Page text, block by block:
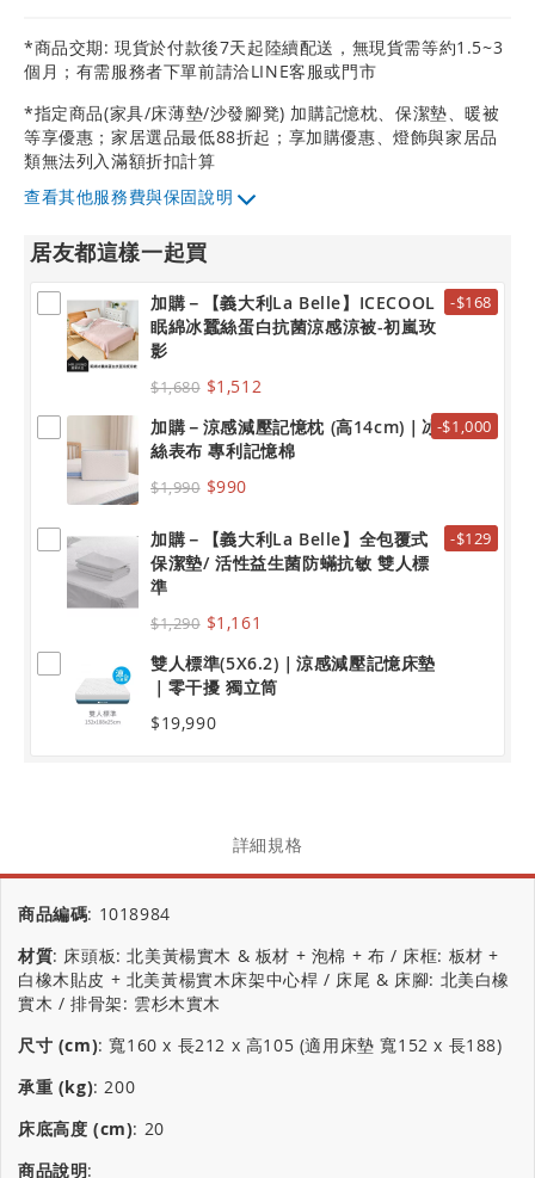
*商品交期: 現貨於付款後7天起陸續配送，無現貨需等約1.5~3
個月；有需服務者下單前請洽LINE客服或門市
*指定商品(家具/床薄墊/沙發腳凳) 加購記憶枕、保潔墊、暖被
等享優惠；家居選品最低88折起；享加購優惠、燈飾與家居品
類無法列入滿額折扣計算
其他服務費與保固說明
居友都這樣一起買
加購－【義大利La Belle】ICECOOL
眠綿冰蠶絲蛋白抗菌涼感涼被-初嵐玫
影
$1,680 $1,512
-$168
加購－涼感減壓記憶枕 (高14cm)｜冰
絲表布 專利記憶棉
$1,990 $990
-$1,000
加購－【義大利La Belle】全包覆式
保潔墊/ 活性益生菌防蟎抗敏 雙人標
準
$1,290 $1,161
-$129
雙人標準(5X6.2)｜涼感減壓記憶床墊
｜零干擾 獨立筒
$19,990
詳細規格
商品編碼: 1018984
材質: 床頭板: 北美黃楊實木 & 板材 + 泡棉 + 布 / 床框: 板材 +
白橡木貼皮 + 北美黃楊實木床架中心桿 / 床尾 & 床腳: 北美白橡
實木 / 排骨架: 雲杉木實木
尺寸 (cm):寬160 x 長212 x 高105 (適用床墊 寬152 x 長188)
承重 (kg):200
床底高度 (cm): 20
商品說明: